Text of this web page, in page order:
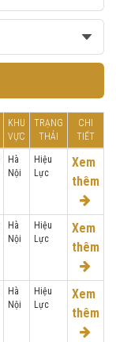
KHU
VỰC
TRẠNG
THÁI
CHI
TIẾT
Hà
Nội
Hiệu
Lực
Xem
thêm
Hà
Nội
Hiệu
Lực
Xem
thêm
Hà
Nội
Hiệu
Lực
Xem
thêm